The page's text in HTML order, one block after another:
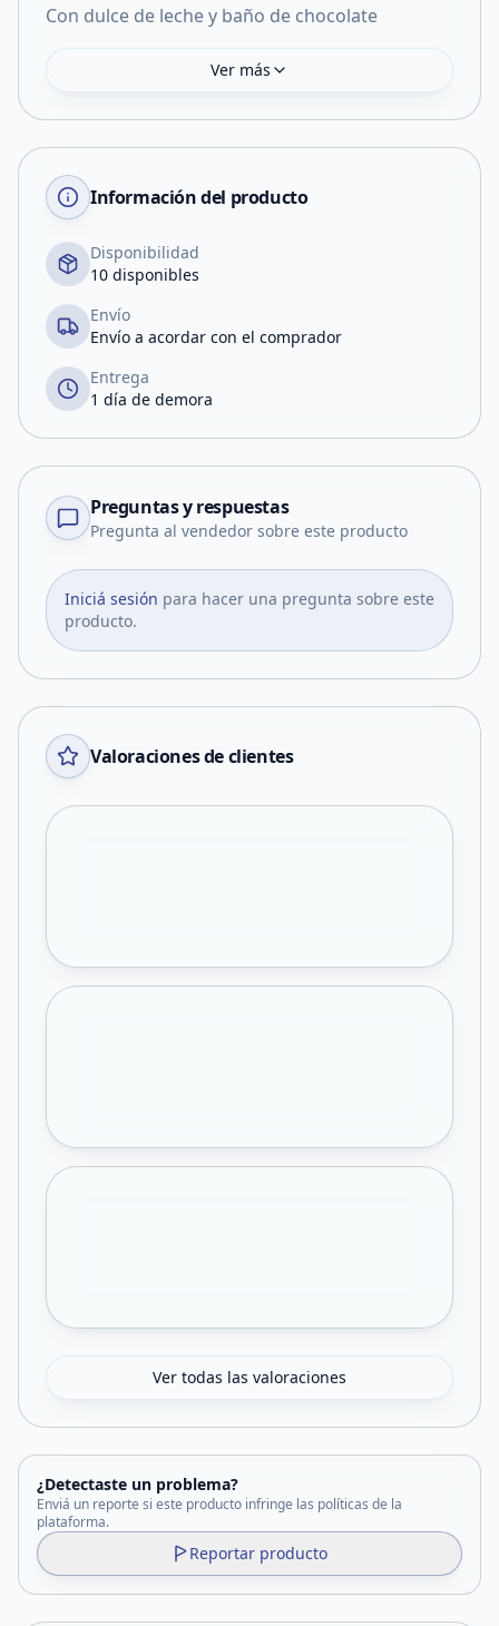
Con dulce de leche y baño de chocolate
Ver más
Información del producto
Disponibilidad
10 disponibles
Envío
Envío a acordar con el comprador
Entrega
1 día de demora
Preguntas y respuestas
Pregunta al vendedor sobre este producto
Iniciá sesión para hacer una pregunta sobre este
producto.
Valoraciones de clientes
Ver todas las valoraciones
¿Detectaste un problema?
Enviá un reporte si este producto infringe las políticas de la
plataforma.
Reportar producto